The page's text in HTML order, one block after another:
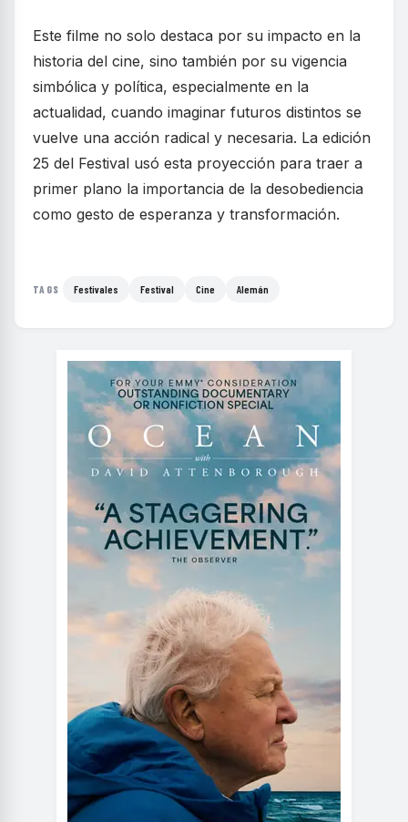
Este filme no solo destaca por su impacto en la
historia del cine, sino también por su vigencia
simbólica y política, especialmente en la
actualidad, cuando imaginar futuros distintos se
vuelve una acción radical y necesaria. La edición
25 del Festival usó esta proyección para traer a
primer plano la importancia de la desobediencia
como gesto de esperanza y transformación.
TAGS Festivales Festival Cine Alemán